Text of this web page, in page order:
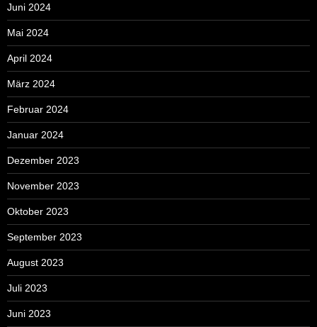
Juni 2024
Mai 2024
April 2024
März 2024
Februar 2024
Januar 2024
Dezember 2023
November 2023
Oktober 2023
September 2023
August 2023
Juli 2023
Juni 2023